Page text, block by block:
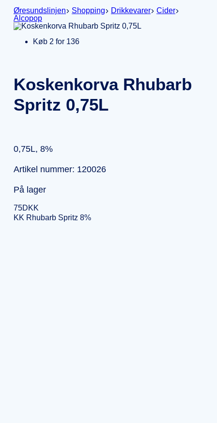
Øresundslinjen
Shopping Drikkevarer
Cider
Alcopop
Køb 2 for 136
Koskenkorva Rhubarb
Spritz 0,75L
0,75L, 8%
Artikel nummer: 120026
På lager
75DKK
KK Rhubarb Spritz 8%